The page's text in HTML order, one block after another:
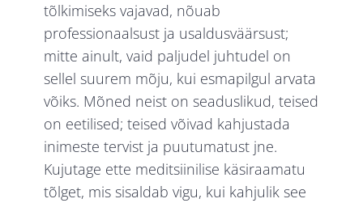
tõlkimiseks vajavad, nõuab
professionaalsust ja usaldusväärsust;
mitte ainult, vaid paljudel juhtudel on
sellel suurem mõju, kui esmapilgul arvata
võiks. Mõned neist on seaduslikud, teised
on eetilised; teised võivad kahjustada
inimeste tervist ja puutumatust jne.
Kujutage ette meditsiinilise käsiraamatu
tõlget, mis sisaldab vigu, kui kahjulik see